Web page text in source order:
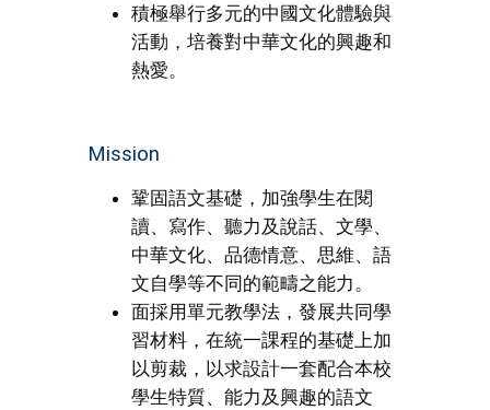
積極舉行多元的中國文化體驗與
活動，培養對中華文化的興趣和
熱愛。
Mission
鞏固語文基礎，加強學生在閱
讀、寫作、聽力及說話、文學、
中華文化、品德情意、思維、語
文自學等不同的範疇之能力。
面採用單元教學法，發展共同學
習材料，在統一課程的基礎上加
以剪裁，以求設計一套配合本校
學生特質、能力及興趣的語文